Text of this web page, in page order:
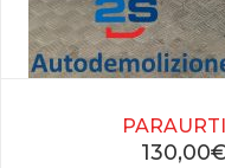
130,00€